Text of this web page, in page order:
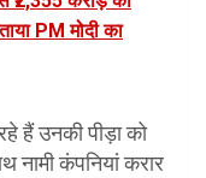
PM मोदी का
हैं उनकी पीड़ा को
कंपनियां करार